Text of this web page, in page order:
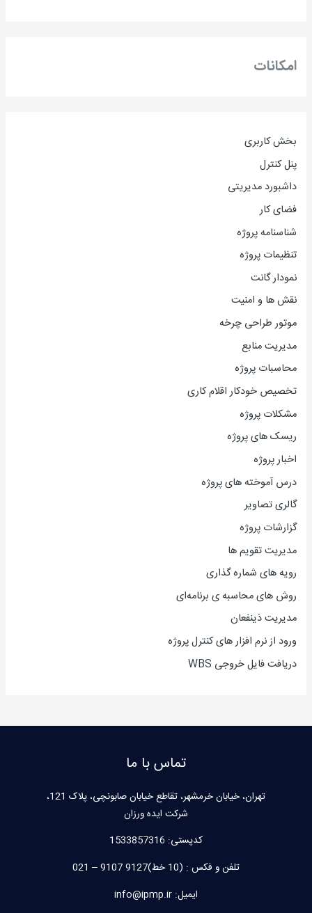
امکانات
بخش کاربری
پنل کنترل
داشبورد مدیریتی
فضای کار
شناسنامه پروژه
تنظیمات پروژه
نمودار گانت
نقش ها و امنیت
موتور طراحی چرخه
مدیریت منابع
محاسبات پروژه
تخصیص خودکار اقلام کاری
مشکلات پروژه
ریسک های پروژه
اخبار پروژه
درس آموخته های پروژه
گالری تصاویر
گزارشات پروژه
مدیریت تقویم ها
رویه های شماره گذاری
روش های محاسبه ی برنامه‌ای
مدیریت ذینفعان
ورود از نرم افزار های کنترل پروژه
دریافت فایل خروجی WBS
تماس با ما
تهران، خیابان خرمشهر، تقاطع خیابان صابونچی، پلاک 121،
شرکت ایده ورزان
کدپستی: 1533857316
تلفن و فکس : (10 خط)9127 9107 – 021
ایمیل: info@ipmp.ir